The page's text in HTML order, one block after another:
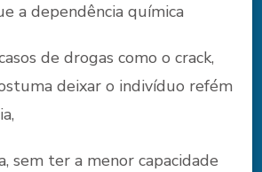
a dependência química
de drogas como o crack,
deixar o indivíduo refém
sem ter a menor capacidade